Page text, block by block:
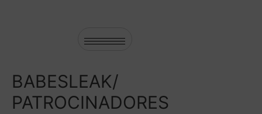
BABESLEAK/
PATROCINADORES